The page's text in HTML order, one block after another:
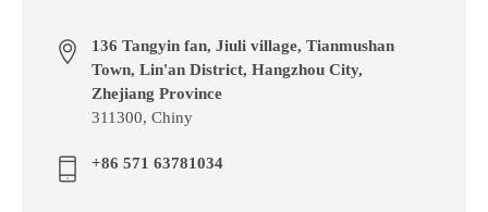
136 Tangyin fan, Jiuli village, Tianmushan
Town, Lin'an District, Hangzhou City,
Zhejiang Province
311300, Chiny
+86 571 63781034